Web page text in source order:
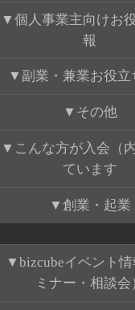
個人事業主向けお
報
副業・兼業お役立
その他
こんな方が入会（
ています
創業・起業
bizcubeイベント
ミナー・相談会